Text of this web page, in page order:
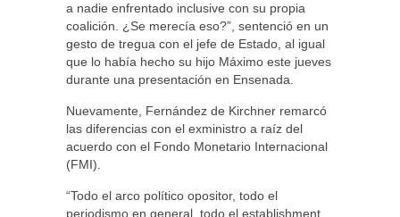
a nadie enfrentado inclusive con su propia
coalición. ¿Se merecía eso?”, sentenció en un
gesto de tregua con el jefe de Estado, al igual
que lo había hecho su hijo Máximo este jueves
durante una presentación en Ensenada.
Nuevamente, Fernández de Kirchner remarcó
las diferencias con el exministro a raíz del
acuerdo con el Fondo Monetario Internacional
(FMI).
“Todo el arco político opositor, todo el
periodismo en general, todo el establishment